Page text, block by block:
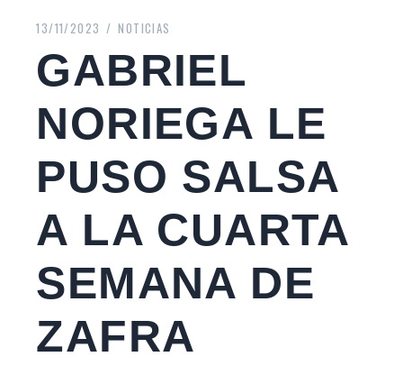
13/11/2023 NOTICIAS
GABRIEL
NORIEGA LE
PUSO SALSA
A LA CUARTA
SEMANA DE
ZAFRA